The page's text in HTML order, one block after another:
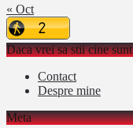
« Oct
Daca vrei sa stii cine sunt
Contact
Despre mine
Meta